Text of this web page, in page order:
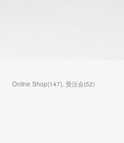
Online Shop(147) 受注会(52)